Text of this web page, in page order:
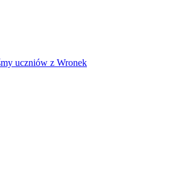
uczniów z Wronek